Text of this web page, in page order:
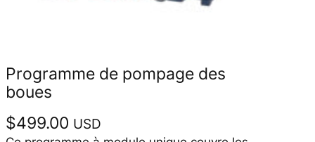
Programme de pompage des
boues
$499.00 USD